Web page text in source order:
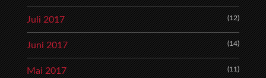
Juli 2017 (12)
Juni 2017 (14)
Mai 2017 (11)